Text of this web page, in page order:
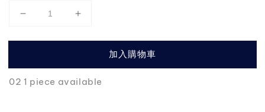
加入購物車
02 1 piece available